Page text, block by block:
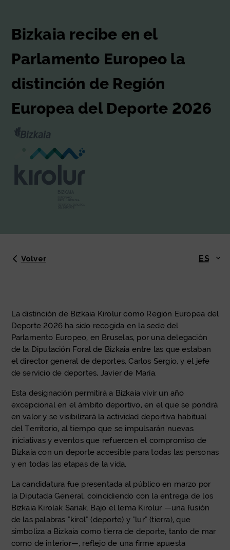
Bizkaia recibe en el
Parlamento Europeo la
distinción de Región
Europea del Deporte 2026
Volver ES
La distinción de Bizkaia Kirolur como Región Europea del
Deporte 2026 ha sido recogida en la sede del
Parlamento Europeo, en Bruselas, por una delegación
de la Diputación Foral de Bizkaia entre las que estaban
el director general de deportes, Carlos Sergio, y el jefe
de servicio de deportes, Javier de María.
Esta designación permitirá a Bizkaia vivir un año
excepcional en el ámbito deportivo, en el que se pondrá
en valor y se visibilizará la actividad deportiva habitual
del Territorio, al tiempo que se impulsarán nuevas
iniciativas y eventos que refuercen el compromiso de
Bizkaia con un deporte accesible para todas las personas
y en todas las etapas de la vida.
La candidatura fue presentada al público en marzo por
la Diputada General, coincidiendo con la entrega de los
Bizkaia Kirolak Sariak. Bajo el lema Kirolur —una fusión
de las palabras "kirol" (deporte) y "lur" (tierra), que
simboliza a Bizkaia como tierra de deporte, tanto de mar
como de interior—, reflejo de una firme apuesta